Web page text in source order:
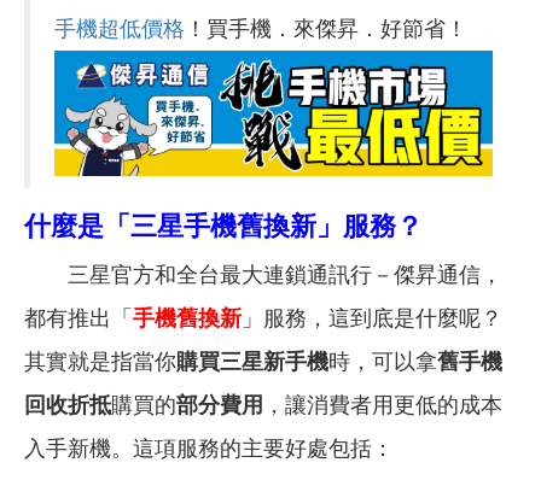
手機超低價格 ！買手機．來傑昇．好節省！
什麼是「三星手機舊換新」服務？
三星官方和全台最大連鎖通訊行－傑昇通信，
都有推出「 手機舊換新 」服務，這到底是什麼呢？
其實就是指當你購買三星新手機時，可以拿舊手機
回收折抵購買的部分費用 ，讓消費者用更低的成本
入手新機。這項服務的主要好處包括：